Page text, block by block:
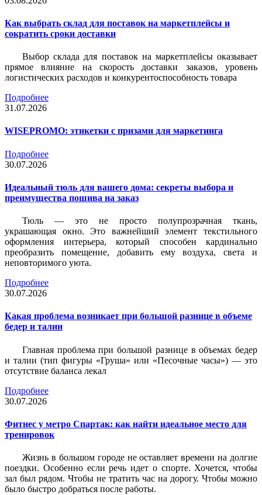
Как выбрать склад для поставок на маркетплейсы и
сократить сроки доставки
Выбор склада для поставок на маркетплейсы оказывает
прямое влияние на скорость доставки заказов, уровень
логистических расходов и конкурентоспособность товара
Подробнее
31.07.2026
WISEPROMO: этикетки с призами для маркетинга
Подробнее
30.07.2026
Идеальный тюль для вашего дома: секреты выбора и
преимущества пошива на заказ
Тюль — это не просто полупрозрачная ткань,
украшающая окно. Это важнейший элемент текстильного
оформления интерьера, который способен кардинально
преобразить помещение, добавить ему воздуха, света и
неповторимого уюта.
Подробнее
30.07.2026
Какая проблема возникает при большой разнице в объеме
бедер и талии
Главная проблема при большой разнице в объемах бедер
и талии (тип фигуры «Груша» или «Песочные часы») — это
отсутствие баланса лекал
Подробнее
30.07.2026
Фитнес у метро Спартак: как найти идеальное место для
тренировок
Жизнь в большом городе не оставляет времени на долгие
поездки. Особенно если речь идет о спорте. Хочется, чтобы
зал был рядом. Чтобы не тратить час на дорогу. Чтобы можно
было быстро добраться после работы.